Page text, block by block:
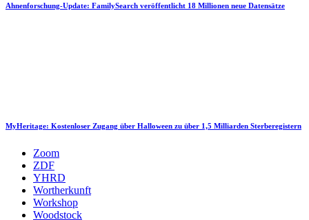
Ahnenforschung-Update: FamilySearch veröffentlicht 18 Millionen neue Datensätze
MyHeritage: Kostenloser Zugang über Halloween zu über 1,5 Milliarden Sterberegistern
Zoom
ZDF
YHRD
Wortherkunft
Workshop
Woodstock